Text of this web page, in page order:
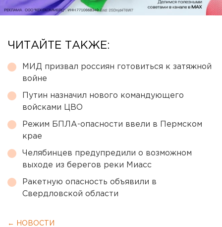
ЧИТАЙТЕ ТАКЖЕ:
МИД призвал россиян готовиться к затяжной
войне
Путин назначил нового командующего
войсками ЦВО
Режим БПЛА-опасности ввели в Пермском
крае
Челябинцев предупредили о возможном
выходе из берегов реки Миасс
Ракетную опасность объявили в
Свердловской области
← НОВОСТИ